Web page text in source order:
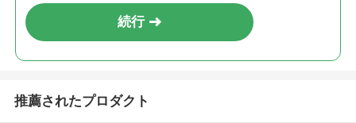
続行
推薦されたプロダクト